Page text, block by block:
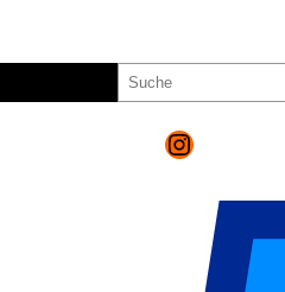
Suchen
Instagram